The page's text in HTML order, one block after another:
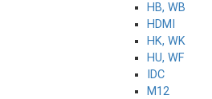
HB, WB
HDMI
HK, WK
HU, WF
IDC
M12